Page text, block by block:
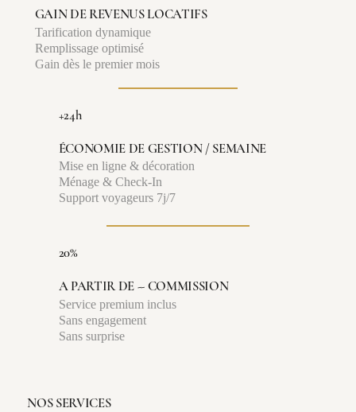
GAIN DE REVENUS LOCATIFS
Tarification dynamique
Remplissage optimisé
Gain dès le premier mois
+24h
ÉCONOMIE DE GESTION / SEMAINE
Mise en ligne & décoration
Ménage & Check-In
Support voyageurs 7j/7
20%
A PARTIR DE -- COMMISSION
Service premium inclus
Sans engagement
Sans surprise
NOS SERVICES